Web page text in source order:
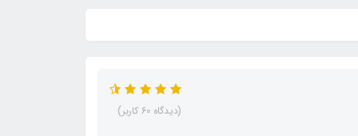
(دیدگاه 60 کاربر)